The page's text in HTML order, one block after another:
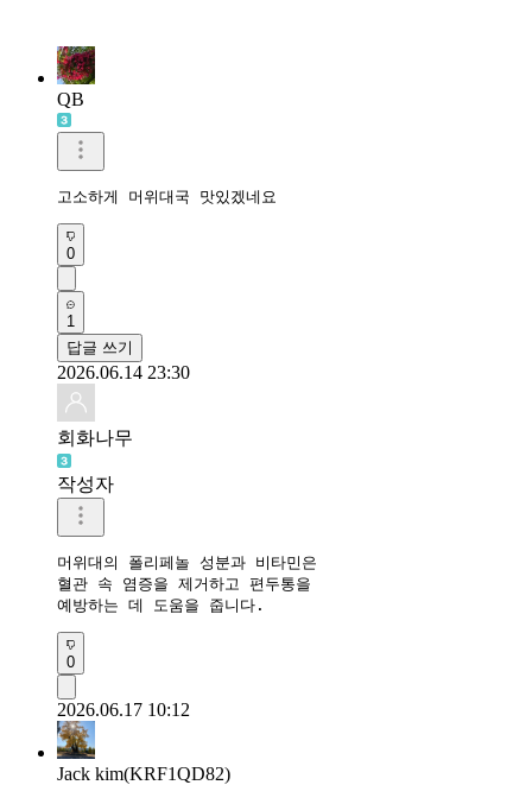
QB
고소하게 머위대국 맛있겠네요
0
1
답글 쓰기
2026.06.14 23:30
회화나무
작성자
머위대의 폴리페놀 성분과 비타민은
혈관 속 염증을 제거하고 편두통을
예방하는 데 도움을 줍니다.
0
2026.06.17 10:12
Jack kim(KRF1QD82)